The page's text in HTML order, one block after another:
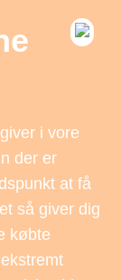
i vore
der er
at få
så giver dig
købte